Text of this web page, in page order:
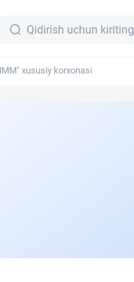
xususiy korxonasi